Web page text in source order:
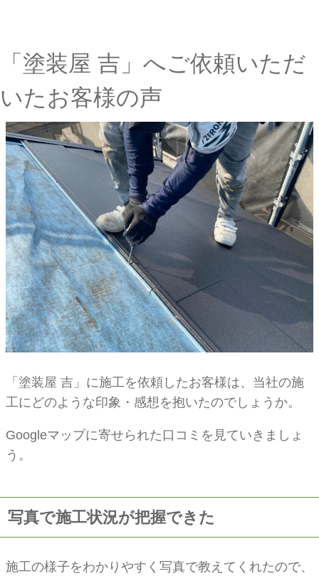
「塗装屋 吉」へご依頼いただ
いたお客様の声
「塗装屋 吉」に施工を依頼したお客様は、当社の施
工にどのような印象・感想を抱いたのでしょうか。
Googleマップに寄せられた口コミを見ていきましょ
う。
写真で施工状況が把握できた
施工の様子をわかりやすく写真で教えてくれたので、